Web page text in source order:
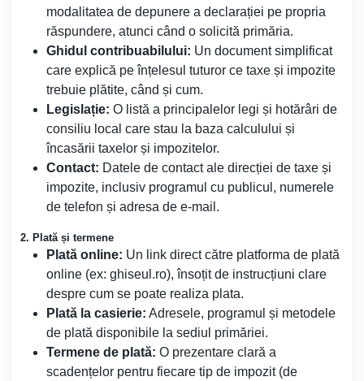
modalitatea de depunere a declarației pe propria
răspundere, atunci când o solicită primăria.
Ghidul contribuabilului: Un document simplificat
care explică pe înțelesul tuturor ce taxe și impozite
trebuie plătite, când și cum.
Legislație: O listă a principalelor legi și hotărâri de
consiliu local care stau la baza calculului și
încasării taxelor și impozitelor.
Contact: Datele de contact ale direcției de taxe și
impozite, inclusiv programul cu publicul, numerele
de telefon și adresa de e-mail.
2. Plată și termene
Plată online: Un link direct către platforma de plată
online (ex: ghiseul.ro), însoțit de instrucțiuni clare
despre cum se poate realiza plata.
Plată la casierie: Adresele, programul și metodele
de plată disponibile la sediul primăriei.
Termene de plată: O prezentare clară a
scadențelor pentru fiecare tip de impozit (de